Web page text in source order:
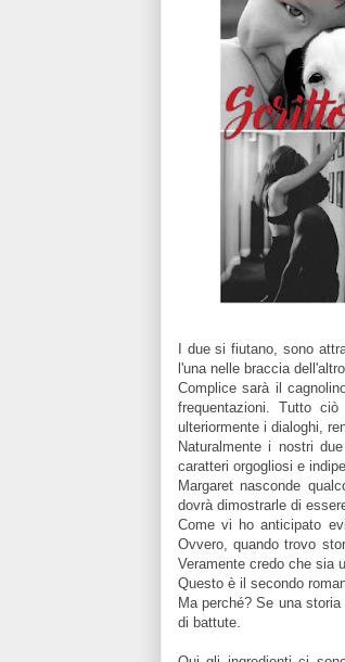
I due si fiutano, sono
l'una nelle braccia
Complice sarà il
frequentazioni. Tutto
ulteriormente i dialoghi,
Naturalmente i nostri
caratteri orgogliosi e
Margaret nasconde
dovrà dimostrarle di
Come vi ho anticipato
Ovvero, quando trovo
Veramente credo che sia
Questo è il secondo
Ma perché? Se una
di battute.